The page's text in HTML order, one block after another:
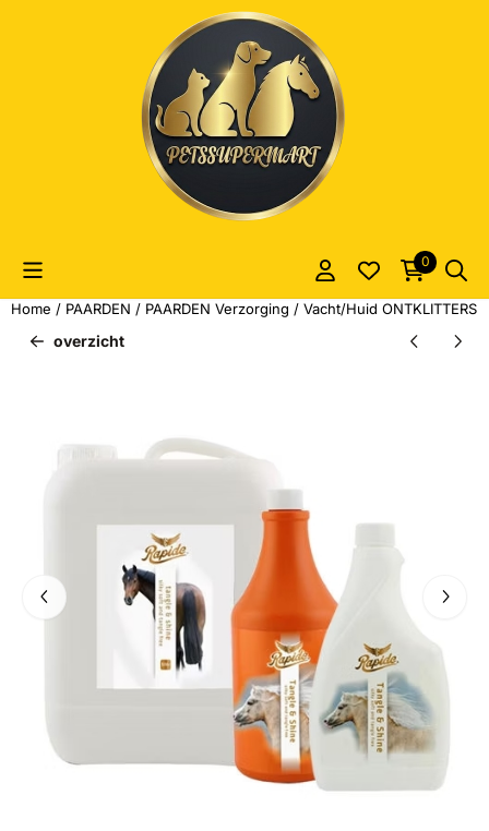
Cookievoorkeuren zijn momenteel gesloten.
0
Home / PAARDEN / PAARDEN Verzorging / Vacht/Huid ONTKLITTERS
overzicht